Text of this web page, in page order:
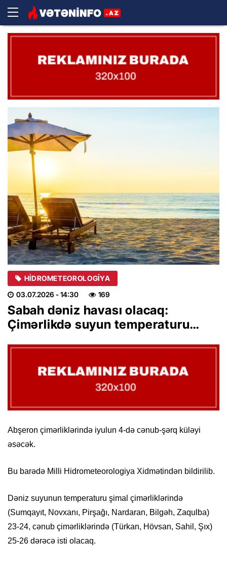
HIDROMETEOROLOGIYA
03.07.2026 - 14:30 169
Sabah dəniz havası olacaq:
Çimərlikdə suyun temperaturu…
Abşeron çimərliklərində iyulun 4-də cənub-şərq küləyi
əsəcək.
Bu barədə Milli Hidrometeorologiya Xidmətindən bildirilib.
Dəniz suyunun temperaturu şimal çimərliklərində
(Sumqayıt, Novxanı, Pirşağı, Nardaran, Bilgəh, Zaqulba)
23-24, cənub çimərliklərində (Türkan, Hövsan, Sahil, Şıx)
25-26 dərəcə isti olacaq.